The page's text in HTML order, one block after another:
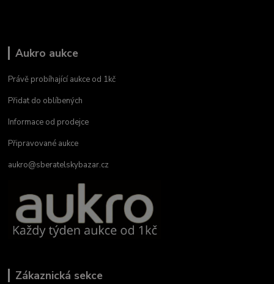
Aukro aukce
Právě probíhající aukce od 1kč
Přidat do oblíbených
Informace od prodejce
Připravované aukce
aukro@sberatelskybazar.cz
Zákaznická sekce